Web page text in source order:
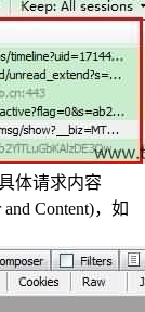
体请求内容
Content)，如